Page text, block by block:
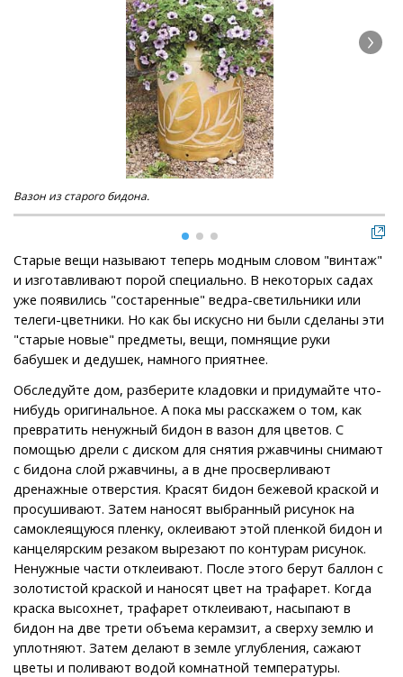
Вазон из старого бидона.
Старые вещи называют теперь модным словом "винтаж"
и изготавливают порой специально. В некоторых садах
уже появились "состаренные" ведра-светильники или
телеги-цветники. Но как бы искусно ни были сделаны эти
"старые новые" предметы, вещи, помнящие руки
бабушек и дедушек, намного приятнее.
Обследуйте дом, разберите кладовки и придумайте что-
нибудь оригинальное. А пока мы расскажем о том, как
превратить ненужный бидон в вазон для цветов. С
помощью дрели с диском для снятия ржавчины снимают
с бидона слой ржавчины, а в дне просверливают
дренажные отверстия. Красят бидон бежевой краской и
просушивают. Затем наносят выбранный рисунок на
самоклеящуюся пленку, оклеивают этой пленкой бидон и
канцелярским резаком вырезают по контурам рисунок.
Ненужные части отклеивают. После этого берут баллон с
золотистой краской и наносят цвет на трафарет. Когда
краска высохнет, трафарет отклеивают, насыпают в
бидон на две трети объема керамзит, а сверху землю и
уплотняют. Затем делают в земле углубления, сажают
цветы и поливают водой комнатной температуры.